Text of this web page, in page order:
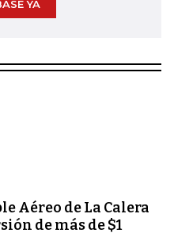
YA
Aéreo de La Calera
de más de $1